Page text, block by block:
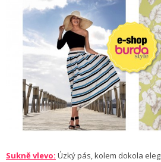
Sukně vlevo: Úzký pás, kolem dokola